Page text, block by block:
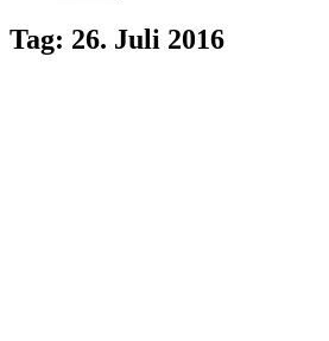
Tag: 26. Juli 2016